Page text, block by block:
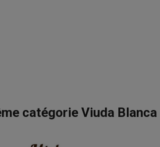
catégorie Viuda Blanca